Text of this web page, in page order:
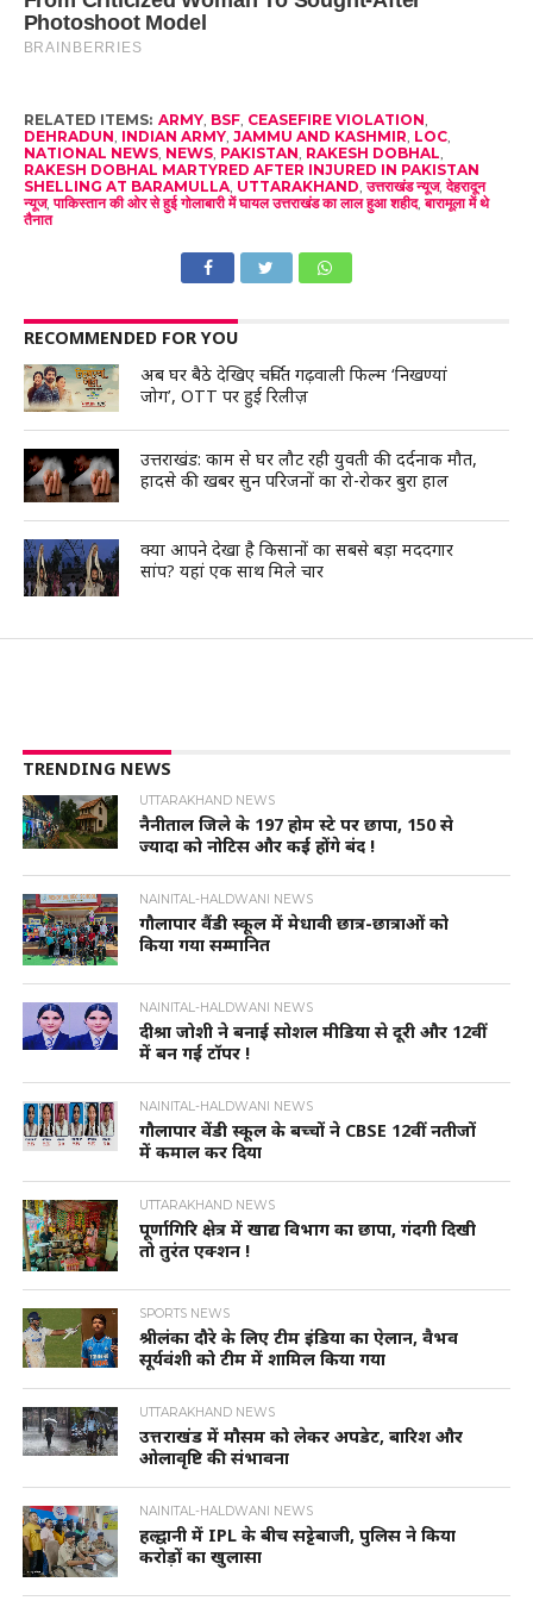
RELATED ITEMS: ARMY, BSF, CEASEFIRE VIOLATION
DEHRADUN INDIAN ARMY, JAMMU AND KASHMIR LOC,
NATIONAL NEWS, NEWS, PAKISTAN RAKESH DOBHAL
RAKESH DOBHAL MARTYRED AFTER INJURED IN PAKISTAN
SHELLING AT BARAMULLA, UTTARAKHAND ,उत्तराखंड न्यूज,देहरादून
न्यूज,पाकिस्तान की ओर से हुई गोलाबारी में घायल उत्तराखंड का लाल हुआ शहीद,बारामूला में थे
तैनात
RECOMMENDED FOR YOU
अब घर बैठे देखिए चर्चित गढ़वाली फिल्म ‘निखण्यां
जोग’, OTT पर हुई रिलीज़
उत्तराखंड: काम से घर लौट रही युवती की दर्दनाक मौत,
हादसे की खबर सुन परिजनों का रो-रोकर बुरा हाल
क्या आपने देखा है किसानों का सबसे बड़ा मददगार
सांप? यहां एक साथ मिले चार
TRENDING NEWS
UTTARAKHAND NEWS
नैनीताल जिले के 197 होम स्टे पर छापा, 150 से
ज्यादा को नोटिस और कई होंगे बंद !
NAINITAL-HALDWANI NEWS
गौलापार वैंडी स्कूल में मेधावी छात्र-छात्राओं को
किया गया सम्मानित
NAINITAL-HALDWANI NEWS
दीश्रा जोशी ने बनाई सोशल मीडिया से दूरी और 12वीं
में बन गई टॉपर !
NAINITAL-HALDWANI NEWS
गौलापार वेंडी स्कूल के बच्चों ने CBSE 12वीं नतीजों
में कमाल कर दिया
UTTARAKHAND NEWS
पूर्णागिरि क्षेत्र में खाद्य विभाग का छापा, गंदगी दिखी
तो तुरंत एक्शन !
SPORTS NEWS
श्रीलंका दौरे के लिए टीम इंडिया का ऐलान, वैभव
सूर्यवंशी को टीम में शामिल किया गया
UTTARAKHAND NEWS
उत्तराखंड में मौसम को लेकर अपडेट, बारिश और
ओलावृष्टि की संभावना
NAINITAL-HALDWANI NEWS
हल्द्वानी में IPL के बीच सट्टेबाजी, पुलिस ने किया
करोड़ों का खुलासा